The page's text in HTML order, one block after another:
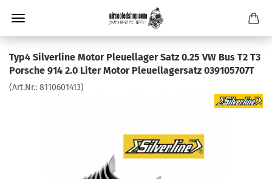
Typ4 Silverline Motor Pleuellager Satz 0.25 VW Bus T2 T3
Porsche 914 2.0 Liter Motor Pleuellagersatz 039105707T
(Art.Nr.: 8110601413)